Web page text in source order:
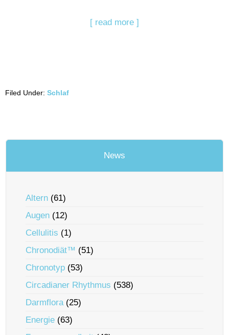
[ read more ]
Filed Under: Schlaf
News
Altern (61)
Augen (12)
Cellulitis (1)
Chronodiät™ (51)
Chronotyp (53)
Circadianer Rhythmus (538)
Darmflora(25)
Energie (63)